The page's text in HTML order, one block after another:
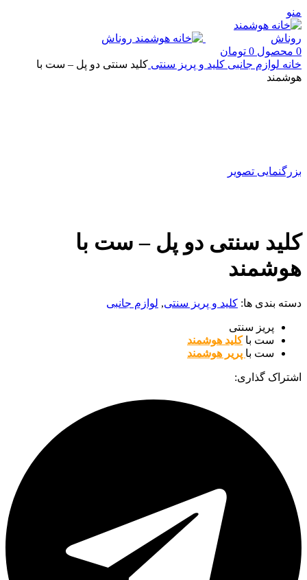
منو
0 محصول 0 تومان
خانه لوازم جانبی کلید و پریز سنتی کلید سنتی دو پل – ست با
هوشمند
بزرگنمایی تصویر
کلید سنتی دو پل – ست با
هوشمند
دسته بندی ها: کلید و پریز سنتی, لوازم جانبی
پریز سنتی
ست باکلید هوشمند
ست با پریر هوشمند
اشتراک گذاری: